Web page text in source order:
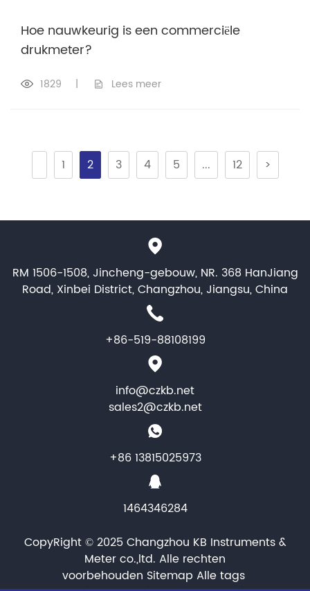
Hoe nauwkeurig is een commerciële
drukmeter?
1829 | Lees meer
1 2 3 4 5 ... 12 >
RM 1506-1508, Jincheng-gebouw, NR. 368 HanJiang
Road, Xinbei District, Changzhou, Jiangsu, China
+86-519-88108199
info@czkb.net
sales2@czkb.net
+86 13815025973
1464346284
CopyRight © 2025 Changzhou KB Instruments &
Meter co.,ltd. Alle rechten
voorbehouden Sitemap Alle tags